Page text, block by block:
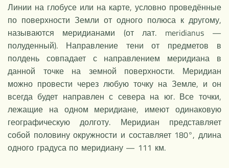
Линии на глобусе или на карте, условно проведённые
по поверхности Земли от одного полюса к другому,
называются меридианами (от лат. meridianus —
полуденный). Направление тени от предметов в
полдень совпадает с направлением меридиана в
данной точке на земной поверхности. Меридиан
можно провести через любую точку на Земле, и он
всегда будет направлен с севера на юг. Все точки,
лежащие на одном меридиане, имеют одинаковую
географическую долготу. Меридиан представляет
собой половину окружности и составляет 180°, длина
одного градуса по меридиану — 111 км.